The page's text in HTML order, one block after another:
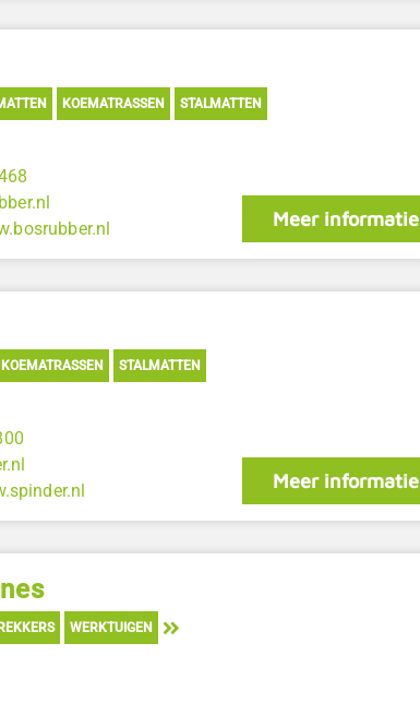
KOEMATRASSEN STALMATTEN
Meer informatie
KOEMATRASSEN STALMATTEN
Meer informatie
WERKTUIGEN